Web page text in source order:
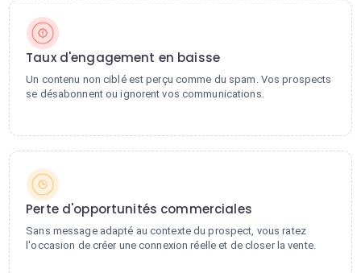
Taux d'engagement en baisse
Un contenu non ciblé est perçu comme du spam. Vos prospects
se désabonnent ou ignorent vos communications.
Perte d'opportunités commerciales
Sans message adapté au contexte du prospect, vous ratez
l'occasion de créer une connexion réelle et de closer la vente.